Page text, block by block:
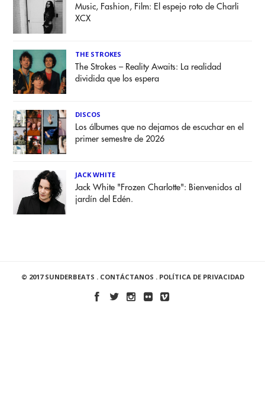
Music, Fashion, Film: El espejo roto de Charli
XCX
THE STROKES
The Strokes – Reality Awaits: La realidad
dividida que los espera
DISCOS
Los álbumes que no dejamos de escuchar en el
primer semestre de 2026
JACK WHITE
Jack White "Frozen Charlotte": Bienvenidos al
jardín del Edén.
© 2017 SUNDERBEATS . CONTÁCTANOS . POLÍTICA DE PRIVACIDAD